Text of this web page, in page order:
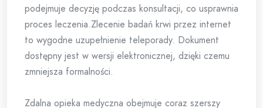
podejmuje decyzję podczas konsultacji, co usprawnia
proces leczenia.Zlecenie badań krwi przez internet
to wygodne uzupełnienie teleporady. Dokument
dostępny jest w wersji elektronicznej, dzięki czemu
zmniejsza formalności.
Zdalna opieka medyczna obejmuje coraz szerszy